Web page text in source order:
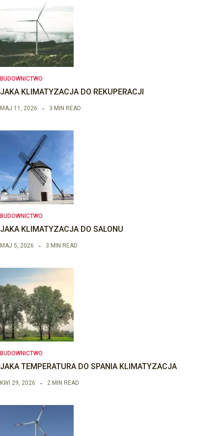
BUDOWNICTWO
JAKA KLIMATYZACJA DO REKUPERACJI
MAJ 11, 2026 3 MIN READ
BUDOWNICTWO
JAKA KLIMATYZACJA DO SALONU
MAJ 5, 2026 3 MIN READ
BUDOWNICTWO
JAKA TEMPERATURA DO SPANIA KLIMATYZACJA
KWI 29, 2026 2 MIN READ